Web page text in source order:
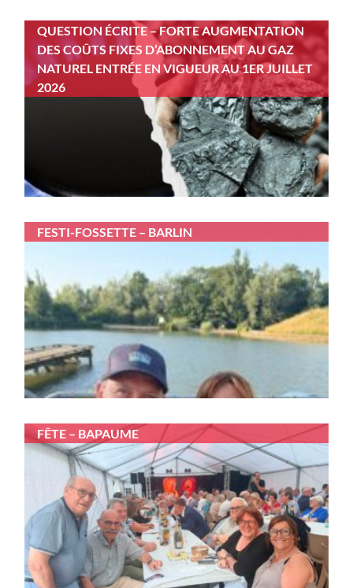
QUESTION ÉCRITE – FORTE AUGMENTATION
DES COÛTS FIXES D’ABONNEMENT AU GAZ
NATUREL ENTRÉE EN VIGUEUR AU 1ER JUILLET
2026
FESTI-FOSSETTE – BARLIN
FÊTE – BAPAUME